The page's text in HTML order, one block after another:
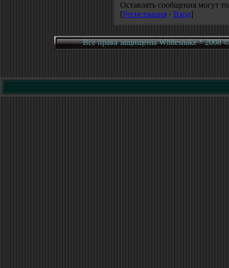
Оставлять сообщения могут
[Регистрация · Вход]
Вce права защищены Whitesnake * 2008